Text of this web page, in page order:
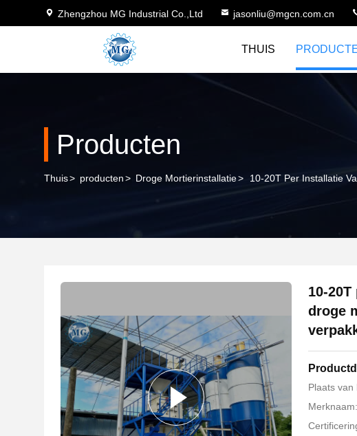
Zhengzhou MG Industrial Co.,Ltd jasonliu@mgcn.com.cn
THUIS
Producten
Thuis> producten> Droge Mortierinstallatie> 10-20T Per Installatie
10-
droge
Plaats